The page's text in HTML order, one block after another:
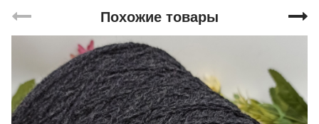
Похожие товары